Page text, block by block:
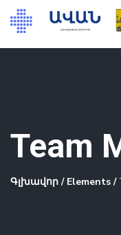
Team
Գլխավոր / Elements /